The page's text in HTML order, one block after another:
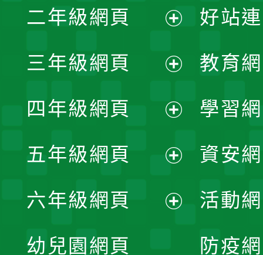
開
選
單
二年級網頁
開
選
單
三年級網頁
開
選
單
四年級網頁
開
選
五年級網頁
開
六年級網頁
幼兒園網頁
好站
教育
學習
資安
活動
防疫